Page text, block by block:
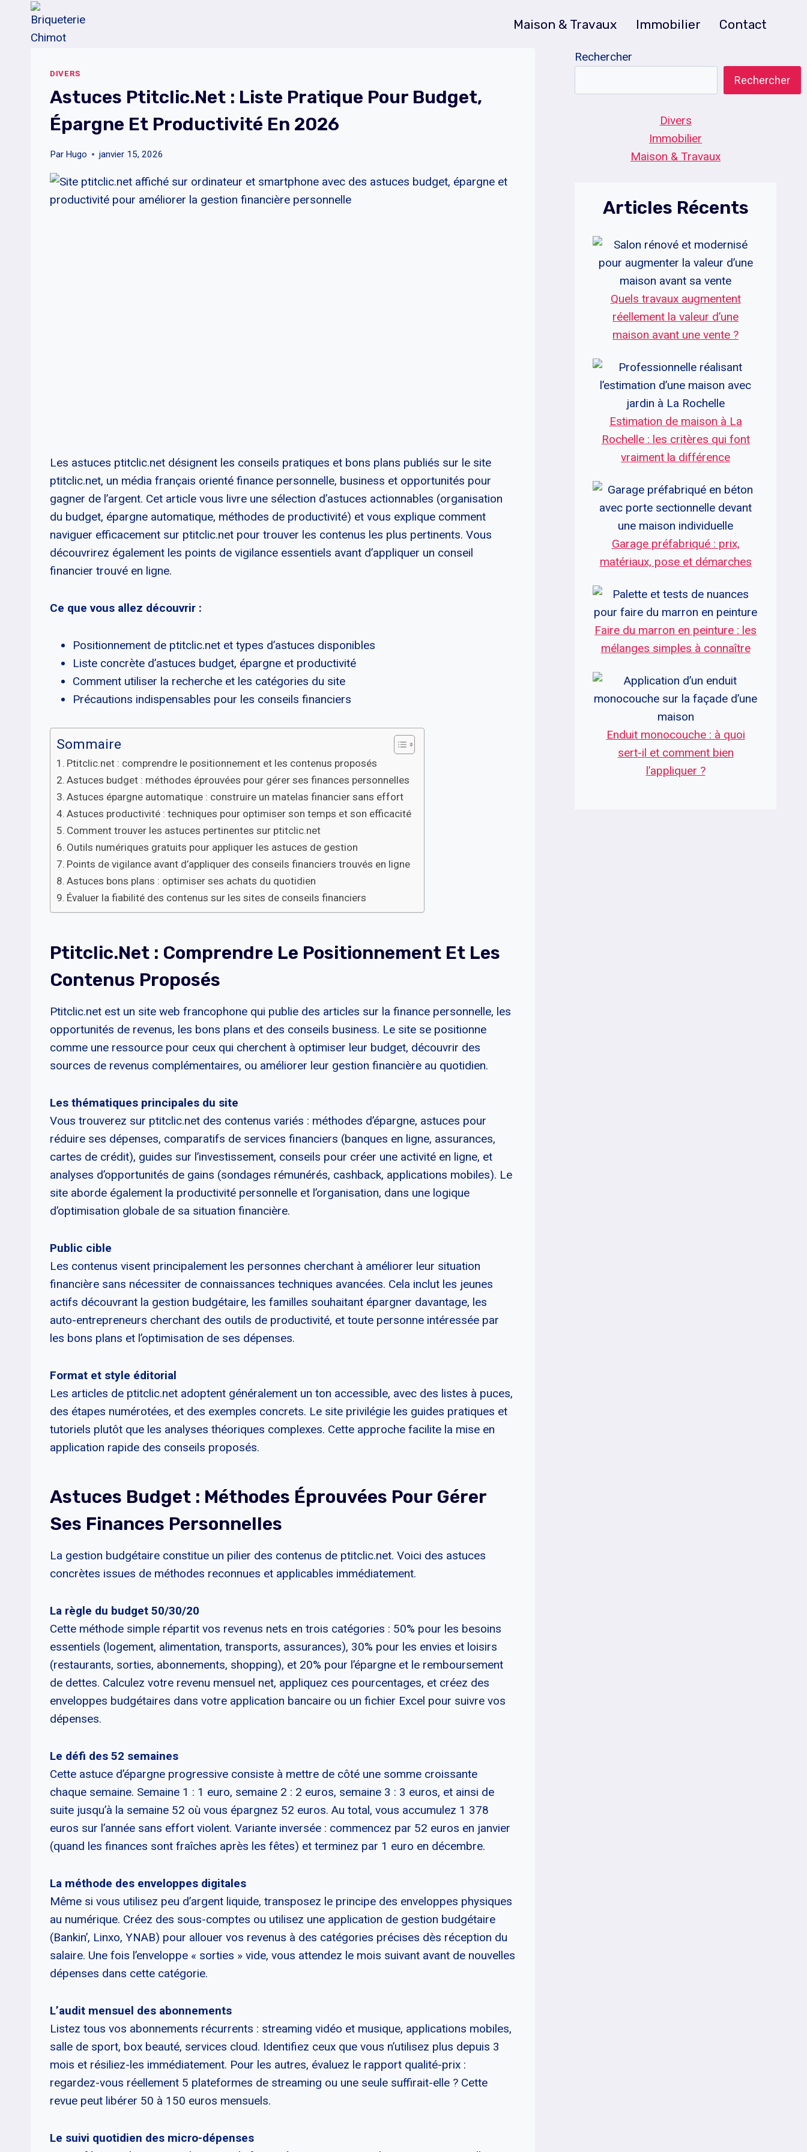
contenu
Maison & Travaux Immobilier Contact
DIVERS
Astuces Ptitclic.net : Liste Pratique Pour Budget,
Épargne Et Productivité En 2026
Par Hugo janvier 15, 2026
Les astuces ptitclic.net désignent les conseils pratiques et bons plans publiés sur le site
ptitclic.net, un média français orienté finance personnelle, business et opportunités pour
gagner de l’argent. Cet article vous livre une sélection d’astuces actionnables (organisation
du budget, épargne automatique, méthodes de productivité) et vous explique comment
naviguer efficacement sur ptitclic.net pour trouver les contenus les plus pertinents. Vous
découvrirez également les points de vigilance essentiels avant d’appliquer un conseil
financier trouvé en ligne.
Ce que vous allez découvrir :
Positionnement de ptitclic.net et types d’astuces disponibles
Liste concrète d’astuces budget, épargne et productivité
Comment utiliser la recherche et les catégories du site
Précautions indispensables pour les conseils financiers
Sommaire
Ptitclic.net : comprendre le positionnement et les contenus proposés
Astuces budget : méthodes éprouvées pour gérer ses finances personnelles
Astuces épargne automatique : construire un matelas financier sans effort
Astuces productivité : techniques pour optimiser son temps et son efficacité
Comment trouver les astuces pertinentes sur ptitclic.net
Outils numériques gratuits pour appliquer les astuces de gestion
Points de vigilance avant d’appliquer des conseils financiers trouvés en ligne
Astuces bons plans : optimiser ses achats du quotidien
Évaluer la fiabilité des contenus sur les sites de conseils financiers
Ptitclic.net : Comprendre Le Positionnement Et Les
Contenus Proposés
Ptitclic.net est un site web francophone qui publie des articles sur la finance personnelle, les
opportunités de revenus, les bons plans et des conseils business. Le site se positionne
comme une ressource pour ceux qui cherchent à optimiser leur budget, découvrir des
sources de revenus complémentaires, ou améliorer leur gestion financière au quotidien.
Les thématiques principales du site
Vous trouverez sur ptitclic.net des contenus variés : méthodes d’épargne, astuces pour
réduire ses dépenses, comparatifs de services financiers (banques en ligne, assurances,
cartes de crédit), guides sur l’investissement, conseils pour créer une activité en ligne, et
analyses d’opportunités de gains (sondages rémunérés, cashback, applications mobiles). Le
site aborde également la productivité personnelle et l’organisation, dans une logique
d’optimisation globale de sa situation financière.
Public cible
Les contenus visent principalement les personnes cherchant à améliorer leur situation
financière sans nécessiter de connaissances techniques avancées. Cela inclut les jeunes
actifs découvrant la gestion budgétaire, les familles souhaitant épargner davantage, les
auto-entrepreneurs cherchant des outils de productivité, et toute personne intéressée par
les bons plans et l’optimisation de ses dépenses.
Format et style éditorial
Les articles de ptitclic.net adoptent généralement un ton accessible, avec des listes à puces,
des étapes numérotées, et des exemples concrets. Le site privilégie les guides pratiques et
tutoriels plutôt que les analyses théoriques complexes. Cette approche facilite la mise en
application rapide des conseils proposés.
Astuces Budget : Méthodes Éprouvées Pour Gérer
Ses Finances Personnelles
La gestion budgétaire constitue un pilier des contenus de ptitclic.net. Voici des astuces
concrètes issues de méthodes reconnues et applicables immédiatement.
La règle du budget 50/30/20
Cette méthode simple répartit vos revenus nets en trois catégories : 50% pour les besoins
essentiels (logement, alimentation, transports, assurances), 30% pour les envies et loisirs
(restaurants, sorties, abonnements, shopping), et 20% pour l’épargne et le remboursement
de dettes. Calculez votre revenu mensuel net, appliquez ces pourcentages, et créez des
enveloppes budgétaires dans votre application bancaire ou un fichier Excel pour suivre vos
dépenses.
Le défi des 52 semaines
Cette astuce d’épargne progressive consiste à mettre de côté une somme croissante
chaque semaine. Semaine 1 : 1 euro, semaine 2 : 2 euros, semaine 3 : 3 euros, et ainsi de
suite jusqu’à la semaine 52 où vous épargnez 52 euros. Au total, vous accumulez 1 378
euros sur l’année sans effort violent. Variante inversée : commencez par 52 euros en janvier
(quand les finances sont fraîches après les fêtes) et terminez par 1 euro en décembre.
La méthode des enveloppes digitales
Même si vous utilisez peu d’argent liquide, transposez le principe des enveloppes physiques
au numérique. Créez des sous-comptes ou utilisez une application de gestion budgétaire
(Bankin’, Linxo, YNAB) pour allouer vos revenus à des catégories précises dès réception du
salaire. Une fois l’enveloppe « sorties » vide, vous attendez le mois suivant avant de nouvelles
dépenses dans cette catégorie.
L’audit mensuel des abonnements
Listez tous vos abonnements récurrents : streaming vidéo et musique, applications mobiles,
salle de sport, box beauté, services cloud. Identifiez ceux que vous n’utilisez plus depuis 3
mois et résiliez-les immédiatement. Pour les autres, évaluez le rapport qualité-prix :
regardez-vous réellement 5 plateformes de streaming ou une seule suffirait-elle ? Cette
revue peut libérer 50 à 150 euros mensuels.
Le suivi quotidien des micro-dépenses
Rechercher
Rechercher
Divers
Immobilier
Maison & Travaux
Articles Récents
Quels travaux augmentent
réellement la valeur d’une
maison avant une vente ?
Estimation de maison à La
Rochelle : les critères qui font
vraiment la différence
Garage préfabriqué : prix,
matériaux, pose et démarches
Faire du marron en peinture : les
mélanges simples à connaître
Enduit monocouche : à quoi
sert-il et comment bien
l’appliquer ?